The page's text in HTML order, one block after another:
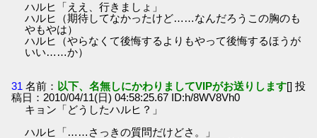
ハルヒ「ええ、行きましょ」
ハルヒ（期待してなかったけど……なんだろうこの胸のも
やもやは）
ハルヒ（やらなくて後悔するよりもやって後悔するほうが
いい……か）
31 名前： 以下、名無しにかわりましてVIPがお送りします[] 投
稿日：2010/04/11(日) 04:58:25.67 ID:h/8WV8Vh0
キョン「どうしたハルヒ？」
ハルヒ「……さっきの質問だけどさ。」